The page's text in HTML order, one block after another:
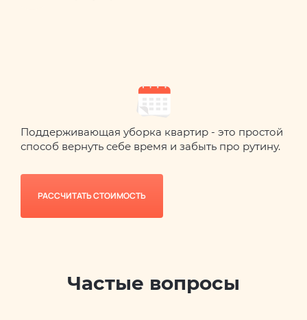
Поддерживающая уборка квартир - это простой
способ вернуть себе время и забыть про рутину.
РАССЧИТАТЬ СТОИМОСТЬ
Частые вопросы